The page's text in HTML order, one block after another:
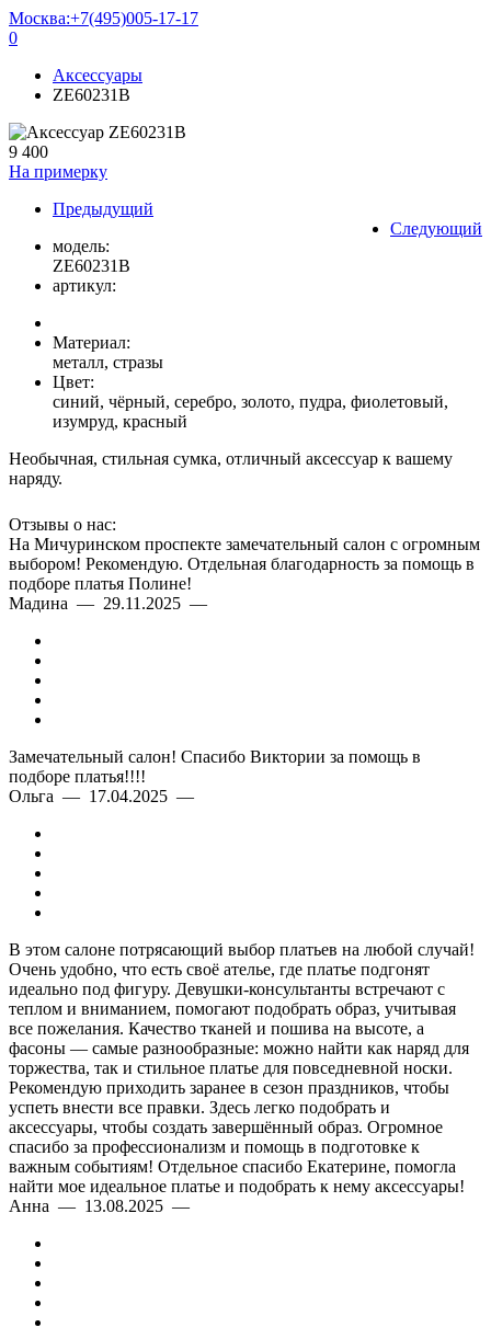
Москва:+7(495)005-17-17
0
Аксессуары
ZE60231B
9 400
На примерку
Предыдущий
Следующий
модель:
ZE60231B
артикул:
Материал:
металл, стразы
Цвет:
синий, чёрный, серебро, золото, пудра, фиолетовый,
изумруд, красный
Необычная, стильная сумка, отличный аксессуар к вашему
наряду.
Отзывы о нас:
На Мичуринском проспекте замечательный салон с огромным
выбором! Рекомендую. Отдельная благодарность за помощь в
подборе платья Полине!
Мадина — 29.11.2025 —
Замечательный салон! Спасибо Виктории за помощь в
подборе платья!!!!
Ольга — 17.04.2025 —
В этом салоне потрясающий выбор платьев на любой случай!
Очень удобно, что есть своё ателье, где платье подгонят
идеально под фигуру. Девушки-консультанты встречают с
теплом и вниманием, помогают подобрать образ, учитывая
все пожелания. Качество тканей и пошива на высоте, а
фасоны — самые разнообразные: можно найти как наряд для
торжества, так и стильное платье для повседневной носки.
Рекомендую приходить заранее в сезон праздников, чтобы
успеть внести все правки. Здесь легко подобрать и
аксессуары, чтобы создать завершённый образ. Огромное
спасибо за профессионализм и помощь в подготовке к
важным событиям! Отдельное спасибо Екатерине, помогла
найти мое идеальное платье и подобрать к нему аксессуары!
Анна — 13.08.2025 —